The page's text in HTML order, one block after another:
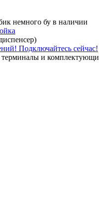
немного бу в наличии
Подключайтесь сейчас!
и